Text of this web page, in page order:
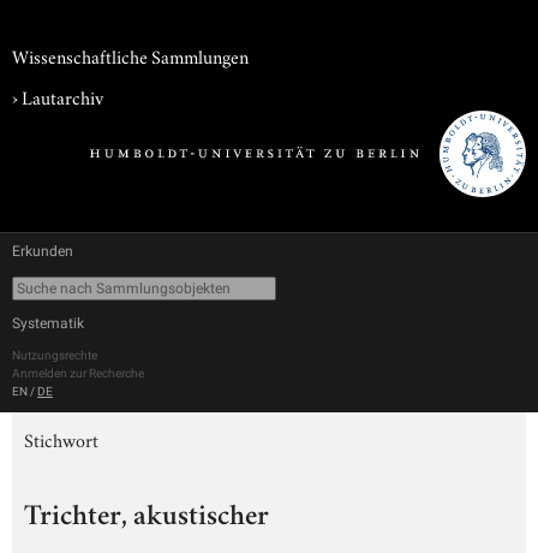
Wissenschaftliche Sammlungen
›Lautarchiv
Erkunden
Systematik
Nutzungsrechte
Anmelden zur Recherche
EN / DE
Stichwort
Trichter, akustischer